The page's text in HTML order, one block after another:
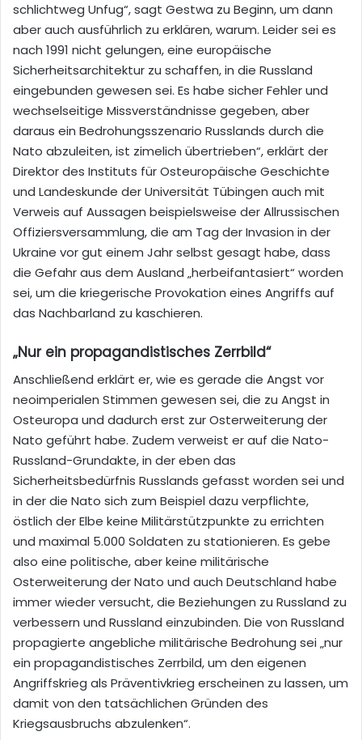
schlichtweg Unfug“, sagt Gestwa zu Beginn, um dann
aber auch ausführlich zu erklären, warum. Leider sei es
nach 1991 nicht gelungen, eine europäische
Sicherheitsarchitektur zu schaffen, in die Russland
eingebunden gewesen sei. Es habe sicher Fehler und
wechselseitige Missverständnisse gegeben, aber
daraus ein Bedrohungsszenario Russlands durch die
Nato abzuleiten, ist zimelich übertrieben“, erklärt der
Direktor des Instituts für Osteuropäische Geschichte
und Landeskunde der Universität Tübingen auch mit
Verweis auf Aussagen beispielsweise der Allrussischen
Offiziersversammlung, die am Tag der Invasion in der
Ukraine vor gut einem Jahr selbst gesagt habe, dass
die Gefahr aus dem Ausland „herbeifantasiert“ worden
sei, um die kriegerische Provokation eines Angriffs auf
das Nachbarland zu kaschieren.
„Nur ein propagandistisches Zerrbild“
Anschließend erklärt er, wie es gerade die Angst vor
neoimperialen Stimmen gewesen sei, die zu Angst in
Osteuropa und dadurch erst zur Osterweiterung der
Nato geführt habe. Zudem verweist er auf die Nato-
Russland-Grundakte, in der eben das
Sicherheitsbedürfnis Russlands gefasst worden sei und
in der die Nato sich zum Beispiel dazu verpflichte,
östlich der Elbe keine Militärstützpunkte zu errichten
und maximal 5.000 Soldaten zu stationieren. Es gebe
also eine politische, aber keine militärische
Osterweiterung der Nato und auch Deutschland habe
immer wieder versucht, die Beziehungen zu Russland zu
verbessern und Russland einzubinden. Die von Russland
propagierte angebliche militärische Bedrohung sei „nur
ein propagandistisches Zerrbild, um den eigenen
Angriffskrieg als Präventivkrieg erscheinen zu lassen, um
damit von den tatsächlichen Gründen des
Kriegsausbruchs abzulenken“.